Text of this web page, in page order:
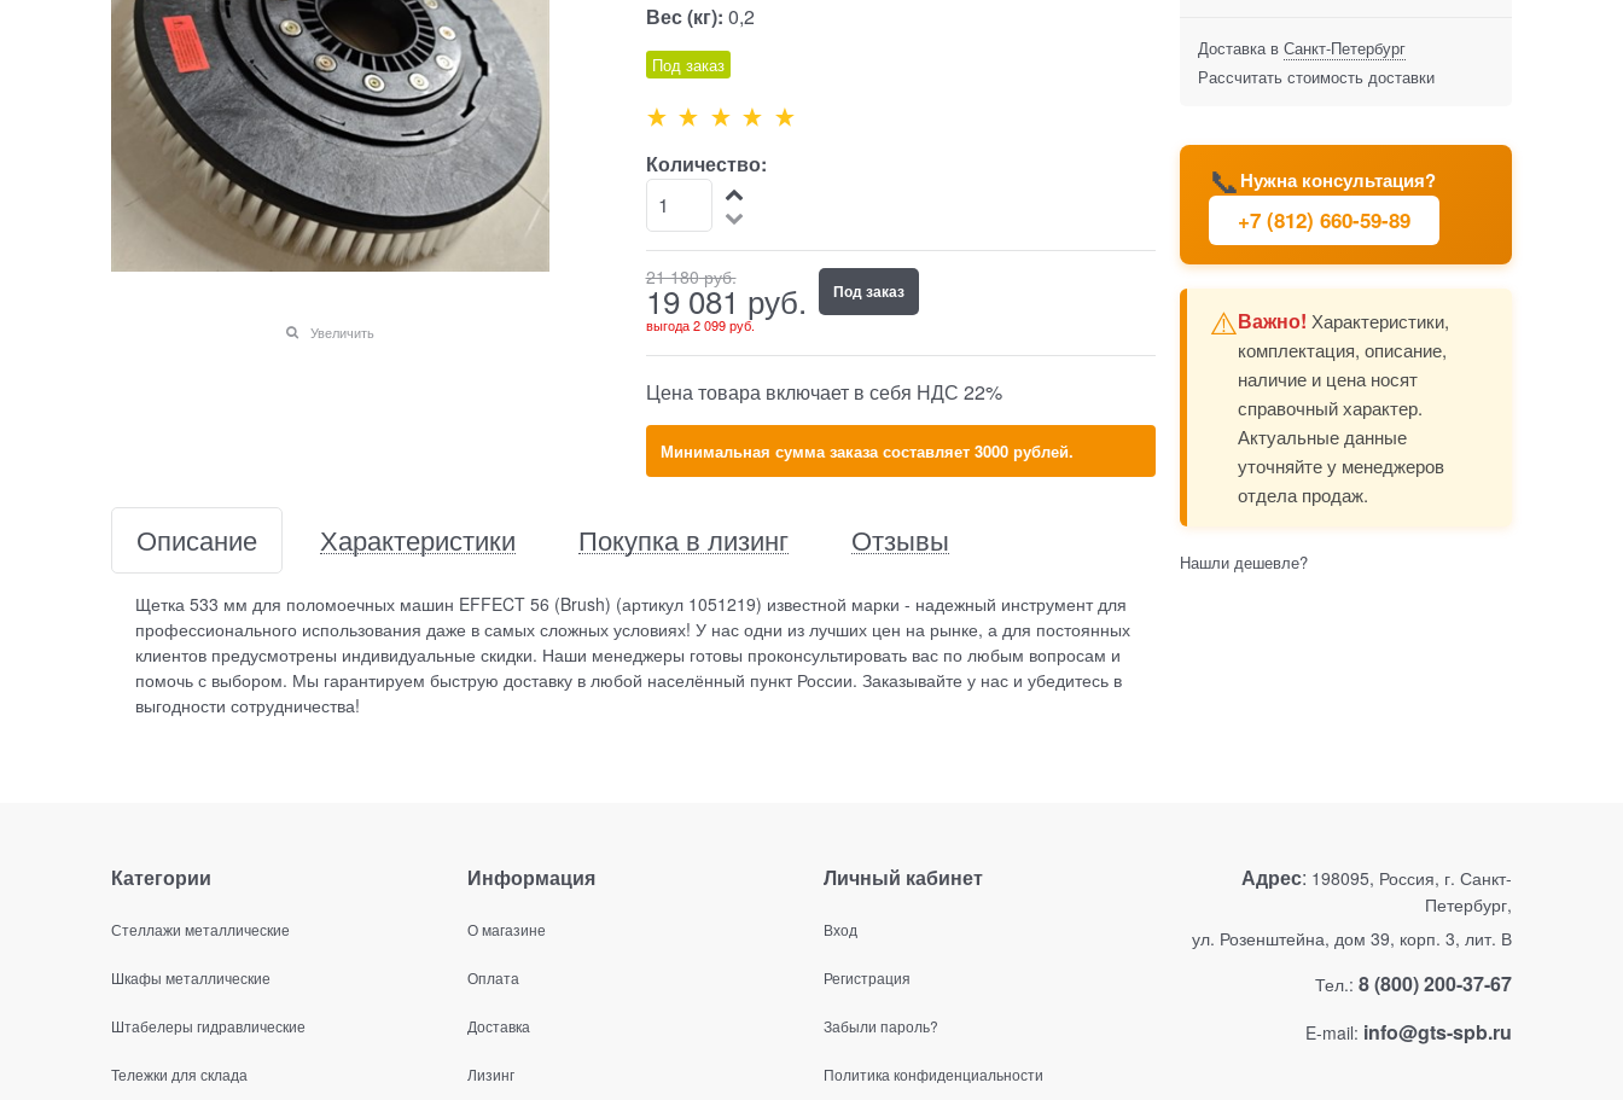
Увеличить
Вес (кг): 0,2
Под заказ
Количество:
21 180 руб.
19 081 руб.
выгода2 099 руб.
Под заказ
Цена товара включает в себя НДС 22%
Минимальная сумма заказа составляет 3000 рублей.
Описание Характеристики Покупка в лизинг Отзывы
Щетка 533 мм для поломоечных машин EFFECT 56 (Brush) (артикул 1051219) известной марки - надежный инструмент для
профессионального использования даже в самых сложных условиях! У нас одни из лучших цен на рынке, а для постоянных
клиентов предусмотрены индивидуальные скидки. Наши менеджеры готовы проконсультировать вас по любым вопросам и
помочь с выбором. Мы гарантируем быструю доставку в любой населённый пункт России. Заказывайте у нас и убедитесь в
выгодности сотрудничества!
📞Нужна консультация?
+7 (812) 660-59-89
⚠️Важно! Характеристики,
комплектация, описание,
наличие и цена носят
справочный характер.
Актуальные данные
уточняйте у менеджеров
отдела продаж.
Доставка в Санкт-Петербург
Рассчитать стоимость доставки
Нашли дешевле?
Категории
Стеллажи металлические
Шкафы металлические
Штабелеры гидравлические
Тележки для склада
Информация
О магазине
Оплата
Доставка
Лизинг
Личный кабинет
Вход
Регистрация
Забыли пароль?
Политика конфиденциальности
Адрес: 198095, Россия, г. Санкт-
Петербург,
ул. Розенштейна, дом 39, корп. 3, лит. В
Тел.: 8 (800) 200-37-67
E-mail: info@gts-spb.ru